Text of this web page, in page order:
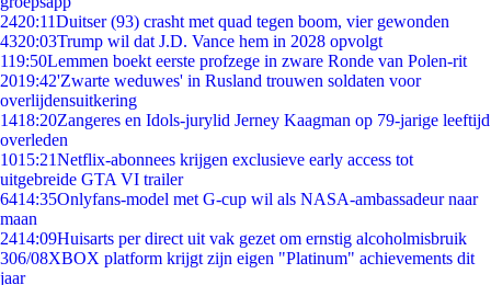
2420:11Duitser (93) crasht met quad tegen boom, vier gewonden
4320:03Trump wil dat J.D. Vance hem in 2028 opvolgt
119:50Lemmen boekt eerste profzege in zware Ronde van Polen-rit
2019:42'Zwarte weduwes' in Rusland trouwen soldaten voor
overlijdensuitkering
1418:20Zangeres en Idols-jurylid Jerney Kaagman op 79-jarige leeftijd
overleden
1015:21Netflix-abonnees krijgen exclusieve early access tot
uitgebreide GTA VI trailer
6414:35Onlyfans-model met G-cup wil als NASA-ambassadeur naar
maan
2414:09Huisarts per direct uit vak gezet om ernstig alcoholmisbruik
306/08XBOX platform krijgt zijn eigen "Platinum" achievements dit
jaar